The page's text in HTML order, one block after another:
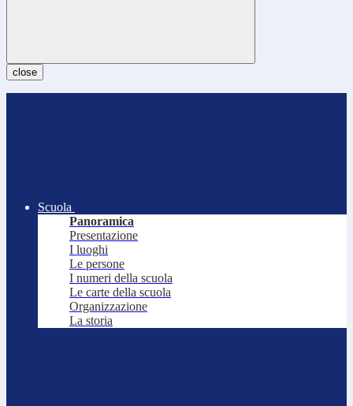
close
Scuola
Panoramica
Presentazione
I luoghi
Le persone
I numeri della scuola
Le carte della scuola
Organizzazione
La storia